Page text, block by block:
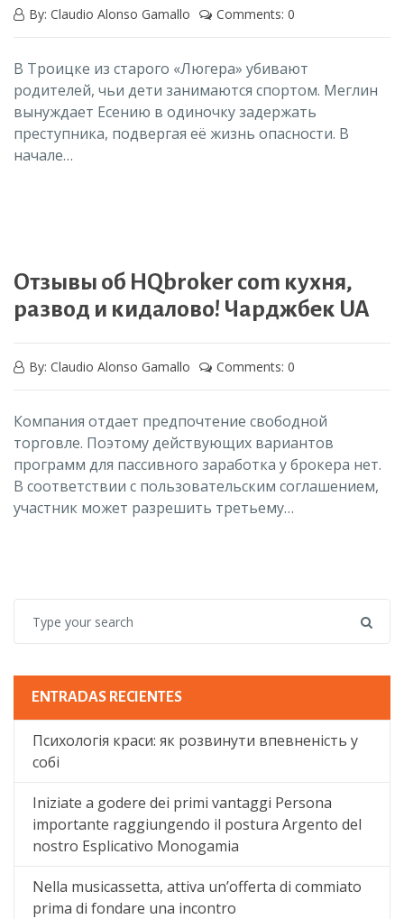
By: Claudio Alonso Gamallo Comments: 0
В Троицке из старого «Люгера» убивают
родителей, чьи дети занимаются спортом. Меглин
вынуждает Есению в одиночку задержать
преступника, подвергая её жизнь опасности. В
начале…
Отзывы об HQbroker com кухня,
развод и кидалово! Чарджбек UA
By: Claudio Alonso Gamallo Comments: 0
Компания отдает предпочтение свободной
торговле. Поэтому действующих вариантов
программ для пассивного заработка у брокера нет.
В соответствии с пользовательским соглашением,
участник может разрешить третьему…
ENTRADAS RECIENTES
Психологія краси: як розвинути впевненість у
собі
Iniziate a godere dei primi vantaggi Persona
importante raggiungendo il postura Argento del
nostro Esplicativo Monogamia
Nella musicassetta, attiva un’offerta di commiato
prima di fondare una incontro